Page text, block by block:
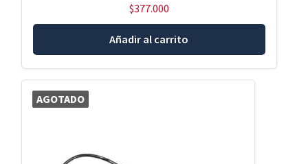
$377.000
Añadir al carrito
AGOTADO